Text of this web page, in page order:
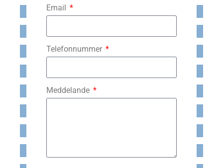
Email
Telefonnummer
Meddelande